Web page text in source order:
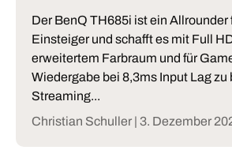
Der BenQ TH685i ist ein Allrounder
Einsteiger und schafft es mit Full
erweitertem Farbraum und für
Wiedergabe bei 8,3ms Input Lag zu
Streaming...
Christian Schuller | 3. Dezember